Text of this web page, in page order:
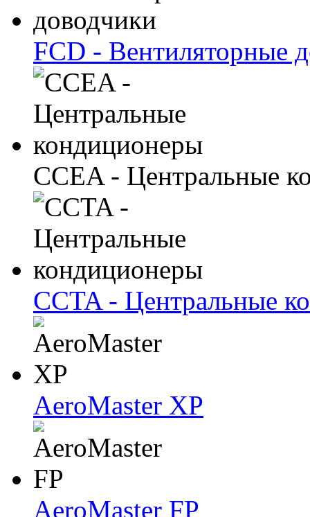
FCD - Вентиляторные
CCEA - Центральные
CCTA - Центральные
AeroMaster XP
AeroMaster FP